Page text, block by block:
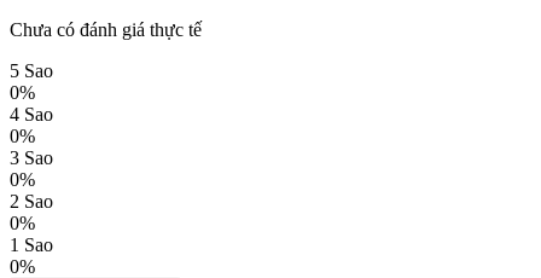
Chưa có đánh giá thực tế
5 Sao
0%
4 Sao
0%
3 Sao
0%
2 Sao
0%
1 Sao
0%